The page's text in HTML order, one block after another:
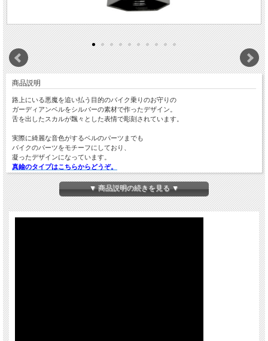
商品説明
路上にいる悪魔を追い払う目的のバイク乗りのお守りの
ガーディアンベルをシルバーの素材で作ったデザイン。
舌を出したスカルが飄々とした表情で彫刻されています。
実際に綺麗な音色がするベルのパーツまでも
バイクのパーツをモチーフにしており、
凝ったデザインになっています。
真鍮のタイプはこちらからどうぞ。
▼ 商品説明の続きを見る ▼